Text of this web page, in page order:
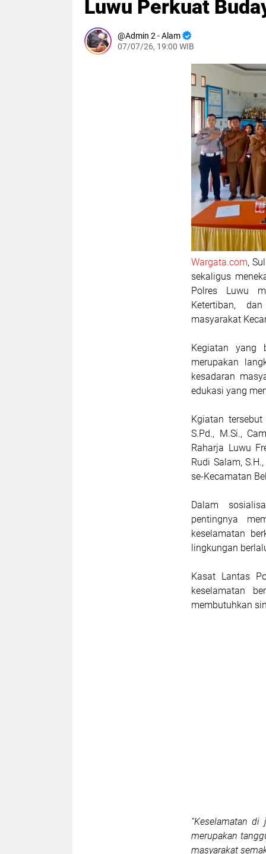
Luwu Perkuat
Admin 2 - Alam
07/07/26, 19:00 WIB
Wargata.com,
sekaligus
Polres Luwu
Ketertiban,
masyarakat
Kegiatan yang
merupakan
kesadaran
edukasi yang
Kgiatan
S.Pd., M.Si.,
Raharja Luwu
Rudi Salam,
se-Kecamatan
Dalam
pentingnya
keselamatan
lingkungan
Kasat Lantas
keselamatan
membutuhkan
“Keselamatan
merupakan
masyarakat